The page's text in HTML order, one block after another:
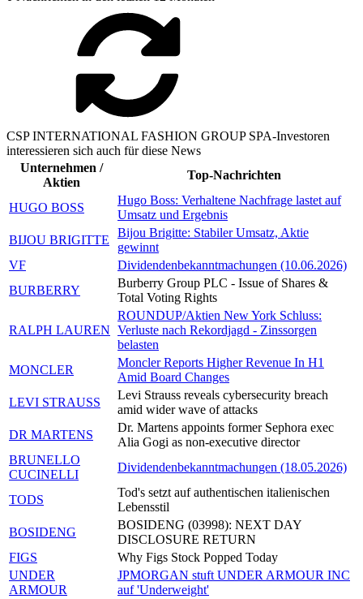
CSP INTERNATIONAL FASHION GROUP SPA-Investoren
interessieren sich auch für diese News
Unternehmen /
Aktien
Top-Nachrichten
HUGO BOSS
Hugo Boss: Verhaltene Nachfrage lastet auf
Umsatz und Ergebnis
BIJOU BRIGITTE
Bijou Brigitte: Stabiler Umsatz, Aktie
gewinnt
VF
Dividendenbekanntmachungen (10.06.2026)
BURBERRY
Burberry Group PLC - Issue of Shares &
Total Voting Rights
RALPH LAUREN
ROUNDUP/Aktien New York Schluss:
Verluste nach Rekordjagd - Zinssorgen
belasten
MONCLER
Moncler Reports Higher Revenue In H1
Amid Board Changes
LEVI STRAUSS
Levi Strauss reveals cybersecurity breach
amid wider wave of attacks
DR MARTENS
Dr. Martens appoints former Sephora exec
Alia Gogi as non-executive director
BRUNELLO
CUCINELLI
Dividendenbekanntmachungen (18.05.2026)
TODS
Tod's setzt auf authentischen italienischen
Lebensstil
BOSIDENG
BOSIDENG (03998): NEXT DAY
DISCLOSURE RETURN
FIGS
Why Figs Stock Popped Today
UNDER
ARMOUR
JPMORGAN stuft UNDER ARMOUR INC
auf 'Underweight'